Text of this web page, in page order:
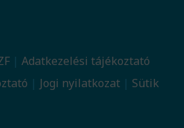
Adatkezelési tájékoztató
Jogi nyilatkozat Sütik